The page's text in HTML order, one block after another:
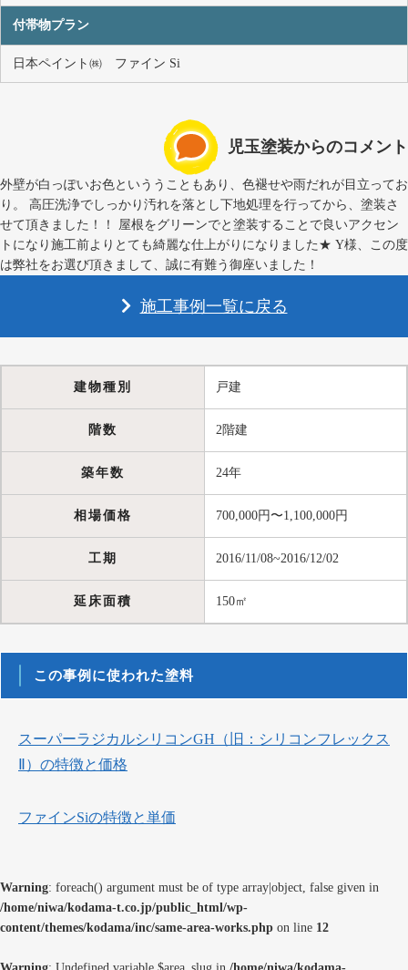
付帯物プラン
日本ペイント㈱ ファイン Si
児玉塗装からのコメント
外壁が白っぽいお色といううこともあり、色褪せや雨だれが目立ってお
り。 高圧洗浄でしっかり汚れを落とし下地処理を行ってから、塗装さ
せて頂きました！！ 屋根をグリーンでと塗装することで良いアクセン
トになり施工前よりとても綺麗な仕上がりになりました★ Y様、この度
は弊社をお選び頂きまして、誠に有難う御座いました！
施工事例一覧に戻る
建物種別 戸建
階数 2階建
築年数 24年
相場価格 700,000円〜1,100,000円
工期 2016/11/08~2016/12/02
延床面積 150㎡
この事例に使われた塗料
スーパーラジカルシリコンGH（旧：シリコンフレックス
Ⅱ）の特徴と価格
ファインSiの特徴と単価
Warning: foreach() argument must be of type array|object, false given in
/home/niwa/kodama-t.co.jp/public_html/wp-
content/themes/kodama/inc/same-area-works.php on line 12